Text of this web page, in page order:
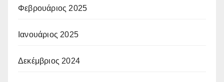
Φεβρουάριος 2025
Ιανουάριος 2025
Δεκέμβριος 2024